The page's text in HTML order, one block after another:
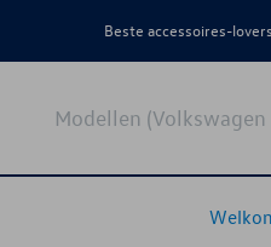
Beste accessoires-
Modellen (Volkswagen